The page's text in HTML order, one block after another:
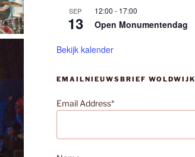
SEP
13
12:00 - 17:00
Open Monumentendag
Bekijk kalender
EMAILNIEUWSBRIEF WOLDWIJK
Email Address*